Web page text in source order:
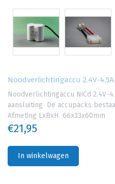
Noodverlichtingaccu 2.4V-
Noodverlichtingaccu NiCd 2.4V-
aansluiting De accupacks
Afmeting LxBxH 66x33x60mm
€21,95
In winkelwagen